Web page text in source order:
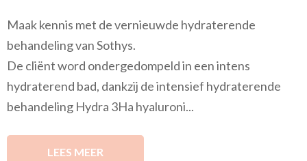
Maak kennis met de vernieuwde hydraterende
behandeling van Sothys.
De cliënt word ondergedompeld in een intens
hydraterend bad, dankzij de intensief hydraterende
behandeling Hydra 3Ha hyaluroni...
LEES MEER